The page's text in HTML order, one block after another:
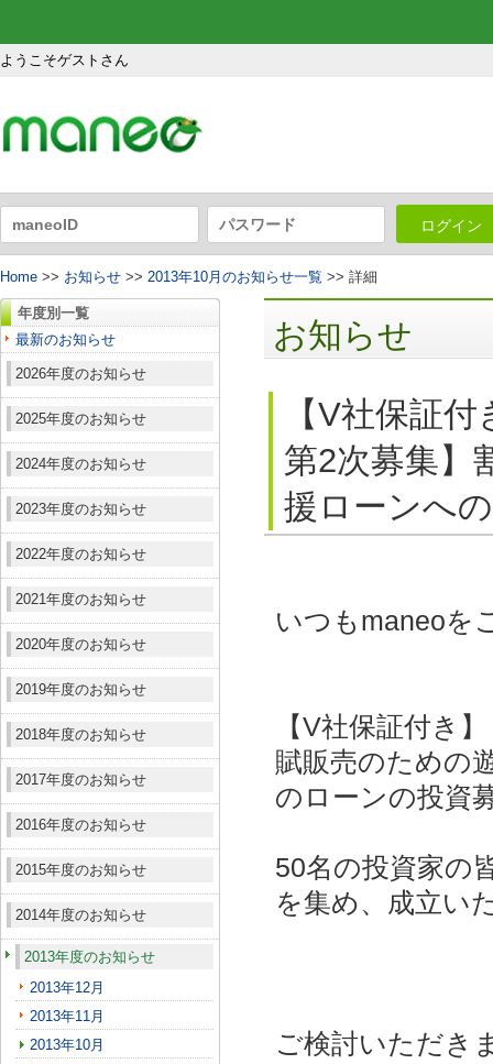
ようこそゲストさん
ログイン
Home >> お知らせ >> 2013年10月のお知らせ一覧 >> 詳細
年度別一覧
最新のお知らせ
2026年度のお知らせ
2025年度のお知らせ
2024年度のお知らせ
2023年度のお知らせ
2022年度のお知らせ
2021年度のお知らせ
2020年度のお知らせ
2019年度のお知らせ
2018年度のお知らせ
2017年度のお知らせ
2016年度のお知らせ
2015年度のお知らせ
2014年度のお知らせ
2013年度のお知らせ
2013年12月
2013年11月
2013年10月
お知らせ
【V社保証
第2次募集】
援ローンへ
いつもmaneoを
【V社保証付き
賦販売のための
のローンの投資
50名の投資家の
を集め、成立い
ご検討いただき